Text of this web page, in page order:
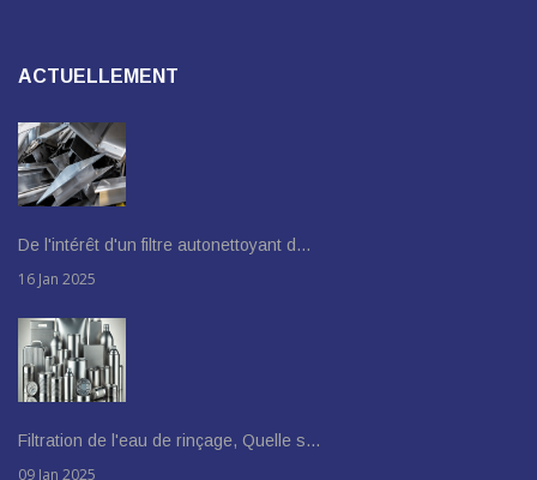
ACTUELLEMENT
De l'intérêt d'un filtre autonettoyant d…
16 Jan 2025
Filtration de l'eau de rinçage, Quelle s…
09 Jan 2025